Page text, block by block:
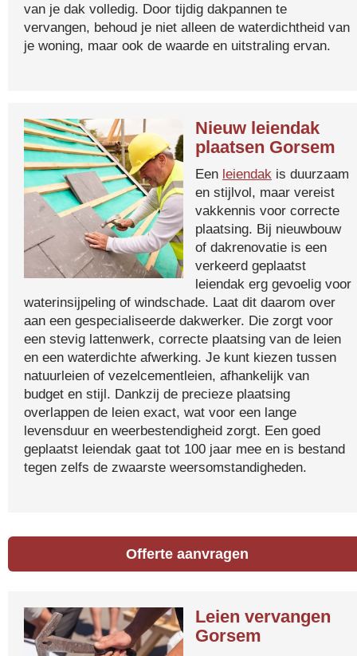
van je dak volledig. Door tijdig dakpannen te
vervangen, behoud je niet alleen de waterdichtheid van
je woning, maar ook de waarde en uitstraling ervan.
Nieuw leiendak
plaatsen Gorsem
Een leiendak is duurzaam
en stijlvol, maar vereist
vakkennis voor correcte
plaatsing. Bij nieuwbouw
of dakrenovatie is een
verkeerd geplaatst
leiendak erg gevoelig voor
waterinsijpeling of windschade. Laat dit daarom over
aan een gespecialiseerde dakwerker. Die zorgt voor
een stevig lattenwerk, correcte plaatsing van de leien
en een waterdichte afwerking. Je kunt kiezen tussen
natuurleien of vezelcementleien, afhankelijk van
budget en stijl. Dankzij de precieze plaatsing
overlappen de leien exact, wat voor een lange
levensduur en weerbestendigheid zorgt. Een goed
geplaatst leiendak gaat tot 100 jaar mee en is bestand
tegen zelfs de zwaarste weersomstandigheden.
Offerte aanvragen
Leien vervangen
Gorsem